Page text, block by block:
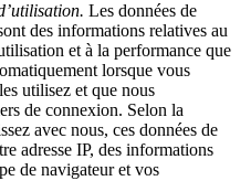
Les données de
des informations relatives au
et à la performance que
lorsque vous
utilisez et que nous
de connexion. Selon la
avec nous, ces données de
adresse IP, des informations
de navigateur et vos